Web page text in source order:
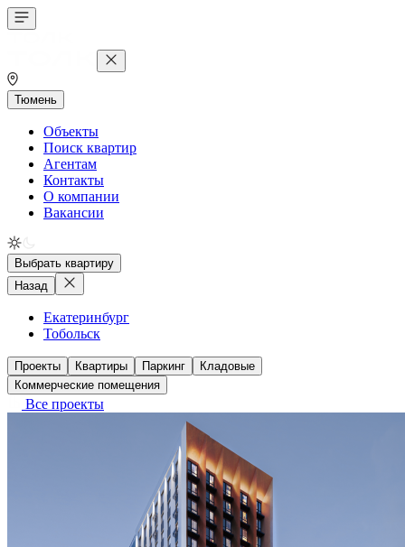
Тюмень
Объекты
Поиск квартир
Агентам
Контакты
О компании
Вакансии
Выбрать квартиру
Назад
Екатеринбург
Тобольск
Проекты Квартиры Паркинг
Кладовые
Коммерческие помещения
Все проекты